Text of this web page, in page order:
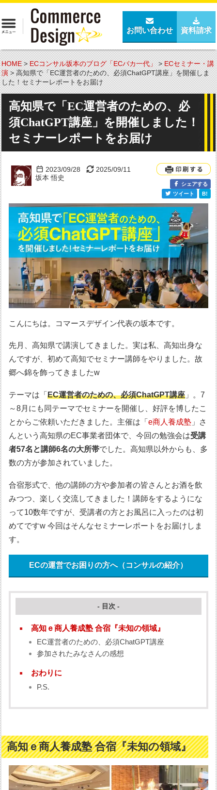
お問い合わせ 資料請求
HOME>ECコンサル坂本のブログ「ECバカ一代」>ECセミナー・講
演>高知県で「EC運営者のための、必須ChatGPT講座」を開催しま
した！セミナーレポートをお届け
高知県で「EC運営者のための、必
須ChatGPT講座」を開催しました！
セミナーレポートをお届け
2023/09/28
2025/09/11
坂本 悟史
シェアする
ツイート
B!
こんにちは。コマースデザイン代表の坂本です。
先月、高知県で講演してきました。実は私、高知出身な
んですが、初めて高知でセミナー講師をやりました。故
郷へ錦を飾ってきましたw
テーマは「EC運営者のための、必須ChatGPT講座 」。7
～8月にも同テーマでセミナーを開催し、好評を博したこ
とからご依頼いただきました。主催は「e商人養成塾 」さ
んという高知県のEC事業者団体で、今回の勉強会は受講
者57名と講師6名の大所帯でした。高知県以外からも、多
数の方が参加されていました。
合宿形式で、他の講師の方や参加者の皆さんとお酒を飲
みつつ、楽しく交流してきました！講師をするようにな
って10数年ですが、受講者の方とお風呂に入ったのは初
めてですw 今回はそんなセミナーレポートをお届けしま
す。
ECの運営でお困りの方へ（コンサルの紹介）
- 目次 -
高知ｅ商人養成塾 合宿『未知の領域』
EC運営者のための、必須ChatGPT講座
参加されたみなさんの感想
おわりに
P.S.
高知ｅ商人養成塾 合宿『未知の領域』